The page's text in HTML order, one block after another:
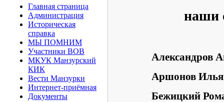
Главная страница
Администрация
Историческая
справка
МЫ ПОМНИМ
Участники ВОВ
МКУК Манзурский
КИК
Вести Манзурки
Интернет-приёмная
Документы
наши
Александров
Аршонов
Бежицкий